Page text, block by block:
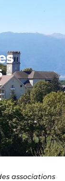
associations